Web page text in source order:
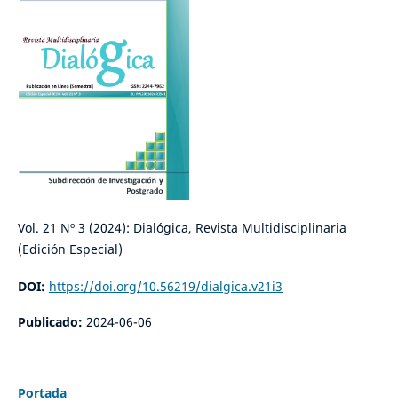
Vol. 21 Nº 3 (2024): Dialógica, Revista Multidisciplinaria
(Edición Especial)
DOI: https://doi.org/10.56219/dialgica.v21i3
Publicado: 2024-06-06
Portada